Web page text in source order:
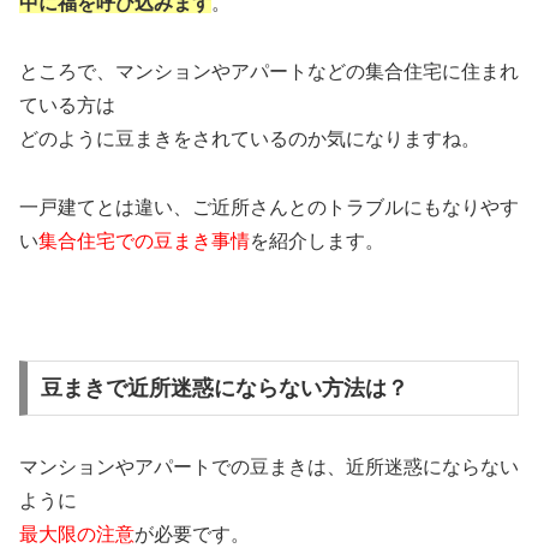
ところで、マンションやアパートなどの集合住宅に住まれ
ている方は
どのように豆まきをされているのか気になりますね。
一戸建てとは違い、ご近所さんとのトラブルにもなりやす
い集合住宅での豆まき事情を紹介します。
豆まきで近所迷惑にならない方法は？
マンションやアパートでの豆まきは、近所迷惑にならない
ように
最大限の注意が必要です。